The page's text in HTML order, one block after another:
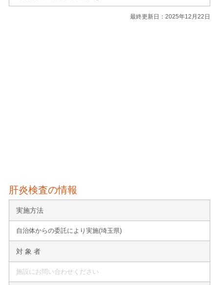
最終更新日：2025年12月22日
肝炎検査の情報
実施方法
自治体からの委託により実施(埼玉県)
対 象 者
施設にお問い合わせください